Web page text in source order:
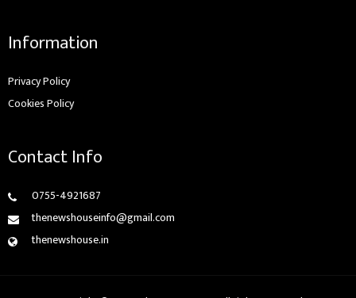
Information
Privacy Policy
Cookies Policy
Contact Info
0755-4921687
thenewshouseinfo@gmail.com
thenewshouse.in